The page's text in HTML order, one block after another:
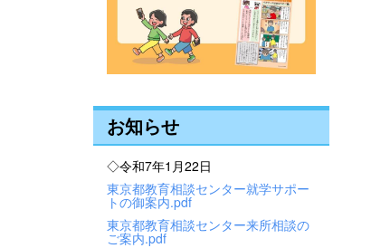
お知らせ
◇令和7年1月22日
東京都教育相談センター就学サポー
トの御案内.pdf
東京都教育相談センター来所相談の
ご案内.pdf